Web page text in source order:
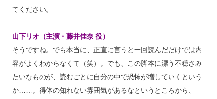
てください。
山下リオ（主演・藤井佳奈 役）
そうですね。でも本当に、正直に言うと一回読んだだけでは内
容がよくわからなくて（笑）。でも、この脚本に漂う不穏さみ
たいなものが、読むごとに自分の中で恐怖が増していくという
か……。得体の知れない雰囲気があるなというところから、